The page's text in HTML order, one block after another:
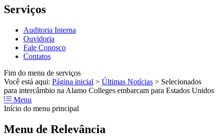
Serviços
Auditoria Interna
Ouvidoria
Fale Conosco
Contatos
Fim do menu de serviços
Você está aqui: Página inicial > Últimas Notícias > Selecionados
para intercâmbio na Alamo Colleges embarcam para Estados Unidos
Menu
Início do menu principal
Menu de Relevância